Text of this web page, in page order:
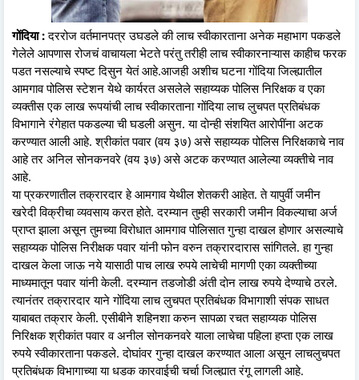
गोंदिया :दररोज वर्तमानपत्र उघडले की लाच स्वीकारताना अनेक महाभाग पकडले
गेलेले आपणास रोजचं वाचायला भेटते परंतु तरीही लाच स्वीकारनाऱ्यास काहीच फरक
पडत नसल्याचे स्पष्ट दिसुन येतं आहे.आजही अशीच घटना गोंदिया जिल्ह्यातील
आमगाव पोलिस स्टेशन येथे कार्यरत असलेले सहाय्यक पोलिस निरिक्षक व एका
व्यक्तीस एक लाख रूपयांची लाच स्वीकारताना गोंदिया लाच लुचपत प्रतिबंधक
विभागाने रंगेहात पकडल्या ची घडली असुन. या दाेन्ही संशयित आराेपींना अटक
करण्यात आली आहे. श्रीकांत पवार (वय ३७) असे सहाय्यक पोलिस निरिक्षकाचे नाव
आहे तर अनिल सोनकनवरे (वय ३७) असे अटक करण्यात आलेल्या व्यक्तीचे नाव
आहे.
या प्रकरणातील तक्रारदार हे आमगाव येथील शेतकरी आहेत. ते यापुर्वी जमीन
खरेदी विक्रीचा व्यवसाय करत होते. दरम्यान तुम्ही सरकारी जमीन विकल्याचा अर्ज
प्राप्त झाला असून तुमच्या विरोधात आमगाव पोलिसात गुन्हा दाखल होणार असल्याचे
सहाय्यक पोलिस निरीक्षक पवार यांनी फोन वरुन तक्रारदारास सांगितले. हा गुन्हा
दाखल केला जाऊ नये यासाठी पाच लाख रुपये लाचेची मागणी एका व्यक्तीच्या
माध्यमातून पवार यांनी केली. दरम्यान तडजोडी अंती दाेन लाख रुपये देण्याचे ठरले.
त्यानंतर तक्रारदार याने गोंदिया लाच लुचपत प्रतिबंधक विभागाशी संपक साधत
याबाबत तक्रार केली. एसीबीने शहिनशा करुन सापळा रचत सहाय्यक पोलिस
निरिक्षक श्रीकांत पवार व अनील सोनकनवरे याला लाचेचा पहिला हप्ता एक लाख
रुपये स्वीकारताना पकडले. दाेघांवर गुन्हा दाखल करण्यात आला असून लाचलुचपत
प्रतिबंधक विभागाच्या या धडक कारवाईची चर्चा जिल्ह्यात रंगू लागली आहे.